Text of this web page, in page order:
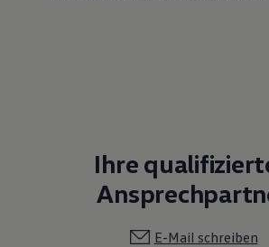
Ihre
E-Mail schreiben